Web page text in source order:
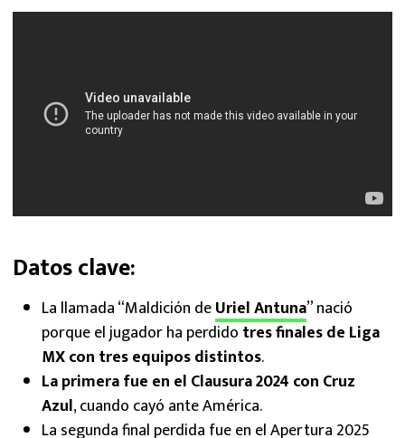
Datos clave:
La llamada “Maldición deUriel Antuna” nació
porque el jugador ha perdido tres finales de Liga
MX con tres equipos distintos.
La primera fue en el Clausura 2024 con Cruz
Azul, cuando cayó ante América.
La segunda final perdida fue en el Apertura 2025